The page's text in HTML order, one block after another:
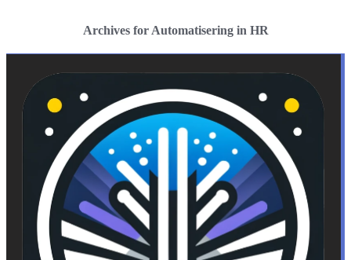
Archives for Automatisering in HR